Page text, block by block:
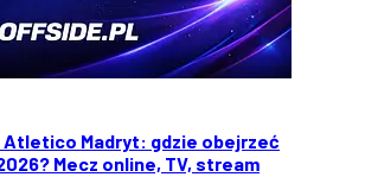
Madryt: gdzie obejrzeć
Mecz online, TV, stream